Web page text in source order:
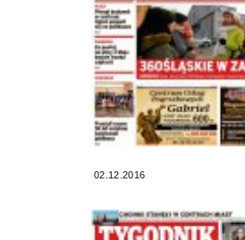
02.12.2016